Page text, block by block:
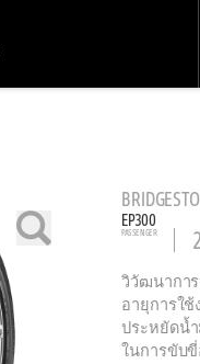
EP300
PASSENGER
วิวัฒนาการ
อายุการใ
ประหยัดน้
ในการขับขี่